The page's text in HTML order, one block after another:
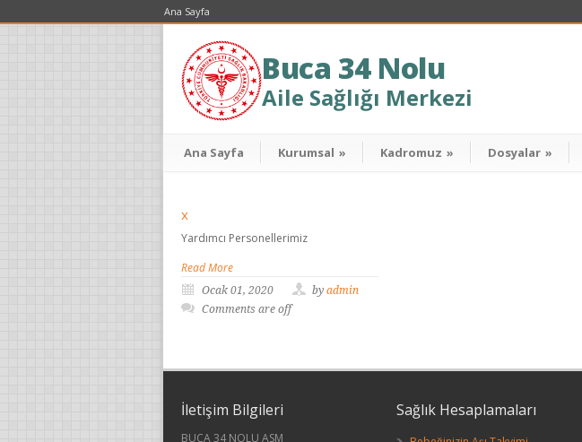
Ana Sayfa
Buca 34 Nolu
Aile Sağlığı Merkezi
Ana Sayfa Kurumsal » Kadromuz » Dosyalar »
x
Yardımcı Personellerimiz
Read More
Ocak 01, 2020 by admin
Comments are off
İletişim Bilgileri
BUCA 34 NOLU ASM
Sağlık Hesaplamaları